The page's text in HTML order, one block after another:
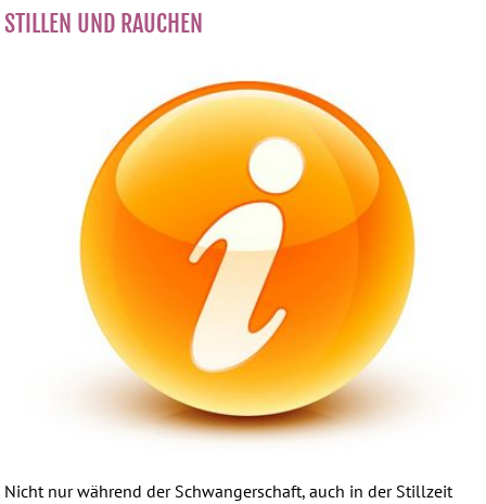
STILLEN UND RAUCHEN
Nicht nur während der Schwangerschaft, auch in der Stillzeit